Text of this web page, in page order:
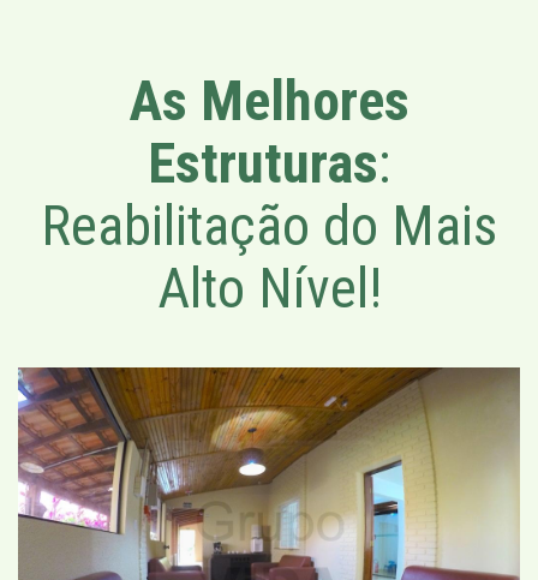
As Melhores
Estruturas:
Reabilitação do Mais
Alto Nível!